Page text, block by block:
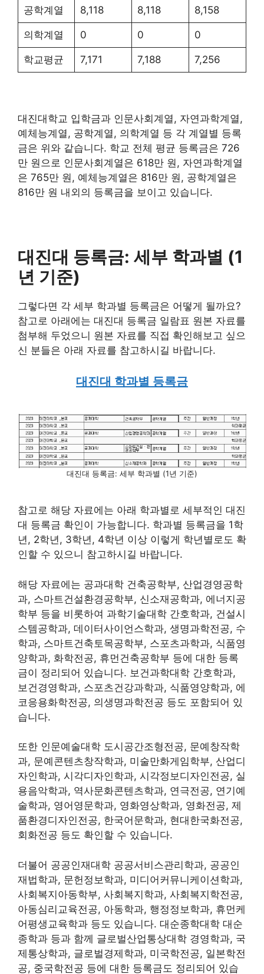
공학계열 8,118 8,118 8,158
의학계열 0 0 0
학교평균 7,171 7,188 7,256
대진대학교 입학금과 인문사회계열, 자연과학계열,
예체능계열, 공학계열, 의학계열 등 각 계열별 등록
금은 위와 같습니다. 학교 전체 평균 등록금은 726
만 원으로 인문사회계열은 618만 원, 자연과학계열
은 765만 원, 예체능계열은 816만 원, 공학계열은
816만 원 내외의 등록금을 보이고 있습니다.
대진대 등록금: 세부 학과별 (1
년 기준)
그렇다면 각 세부 학과별 등록금은 어떻게 될까요?
참고로 아래에는 대진대 등록금 일람표 원본 자료를
첨부해 두었으니 원본 자료를 직접 확인해보고 싶으
신 분들은 아래 자료를 참고하시길 바랍니다.
대진대 학과별 등록금
대진대 등록금: 세부 학과별 (1년 기준)
참고로 해당 자료에는 아래 학과별로 세부적인 대진
대 등록금 확인이 가능합니다. 학과별 등록금을 1학
년, 2학년, 3학년, 4학년 이상 이렇게 학년별로도 확
인할 수 있으니 참고하시길 바랍니다.
해당 자료에는 공과대학 건축공학부, 산업경영공학
과, 스마트건설환경공학부, 신소재공학과, 에너지공
학부 등을 비롯하여 과학기술대학 간호학과, 건설시
스템공학과, 데이터사이언스학과, 생명과학전공, 수
학과, 스마트건축토목공학부, 스포츠과학과, 식품영
양학과, 화학전공, 휴먼건축공학부 등에 대한 등록
금이 정리되어 있습니다. 보건과학대학 간호학과,
보건경영학과, 스포츠건강과학과, 식품영양학과, 에
코응용화학전공, 의생명과학전공 등도 포함되어 있
습니다.
또한 인문예술대학 도시공간조형전공, 문예창작학
과, 문예콘텐츠창작학과, 미술만화게임학부, 산업디
자인학과, 시각디자인학과, 시각정보디자인전공, 실
용음악학과, 역사문화콘텐츠학과, 연극전공, 연기예
술학과, 영어영문학과, 영화영상학과, 영화전공, 제
품환경디자인전공, 한국어문학과, 현대한국화전공,
회화전공 등도 확인할 수 있습니다.
더불어 공공인재대학 공공서비스관리학과, 공공인
재법학과, 문헌정보학과, 미디어커뮤니케이션학과,
사회복지아동학부, 사회복지학과, 사회복지학전공,
아동심리교육전공, 아동학과, 행정정보학과, 휴먼케
어평생교육학과 등도 있습니다. 대순종학대학 대순
종학과 등과 함께 글로벌산업통상대학 경영학과, 국
제통상학과, 글로벌경제학과, 미국학전공, 일본학전
공, 중국학전공 등에 대한 등록금도 정리되어 있습